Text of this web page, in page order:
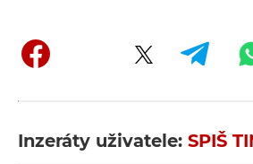
Inzeráty uživatele: SPIŠ